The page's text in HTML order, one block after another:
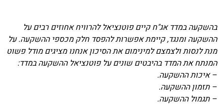
בהשקעה במדד אג"ח קיים פוטנציאל להרוויח אחוזים רבים על
ההשקעה ומנגד, קיימת אפשרות להפסד חלק מכספי ההשקעה. על
מנת לנסות ולצמצם למינימום את הסיכון אנחנו מציגים מודל פשוט
המנתח את המדד בהיבטים שונים על פוטנציאל ההשקעה במדד:
– איכות ההשקעה.
– תזמון ההשקעה.
– תגמול ההשקעה.